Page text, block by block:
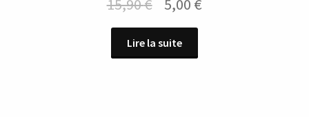
15,90€
prix
initial
5,00 €
Lire la suite